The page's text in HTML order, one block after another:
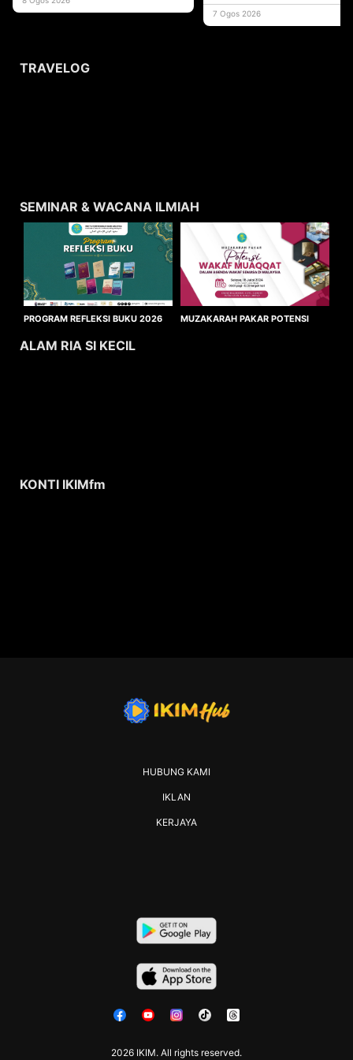
usaha
7 Ogos 2026
TRAVELOG
SEMINAR & WACANA ILMIAH
PROGRAM REFLEKSI BUKU 2026
MUZAKARAH PAKAR POTENSI
ALAM RIA SI KECIL
KONTI IKIMfm
2026 IKIM. All rights reserved.
HUBUNG KAMI
IKLAN
KERJAYA